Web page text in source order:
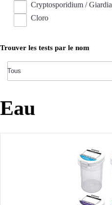
Cryptosporidium / Giardia
Cloro
Trouver les tests par le nom
Eau